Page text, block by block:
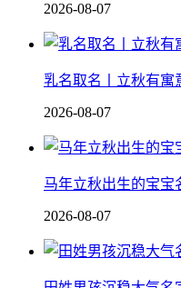
2026-08-07
乳名取名丨立秋有寓
2026-08-07
马年立秋出生的宝宝
2026-08-07